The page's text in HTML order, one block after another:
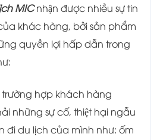
MICnhận được nhiều sự tin
khác hàng, bởi sản phẩm
quyền lợi hấp dẫn trong
trường hợp khách hàng
những sự cố, thiệt hại ngẫu
đi du lịch của mình như: ốm